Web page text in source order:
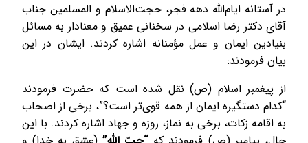
در آستانه ایام‌الله دهه فجر، حجت‌الاسلام و المسلمین جناب
آقای دکتر رضا اسلامی در سخنانی عمیق و معنادار به مسائل
بنیادین ایمان و عمل مؤمنانه اشاره کردند. ایشان در این
بیان فرمودند:
از پیغمبر اسلام (ص) نقل شده است که حضرت فرمودند
“کدام دستگیره ایمان از همه قوی‌تر است؟”، برخی از اصحاب
به اقامه زکات، برخی به نماز، روزه و جهاد اشاره کردند. با این